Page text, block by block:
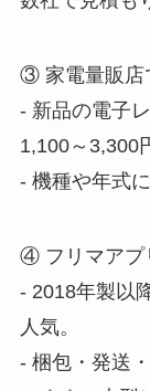
③ 家電量販店
‐ 新品の電子
1,100～3,300
‐ 機種や年式
④ フリマアプ
‐ 2018年製以
人気。
‐ 梱包・発送